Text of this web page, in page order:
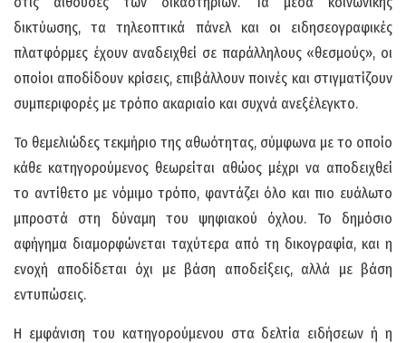
δικτύωσης, τα τηλεοπτικά πάνελ και οι ειδησεογραφικές
πλατφόρμες έχουν αναδειχθεί σε παράλληλους «θεσμούς», οι
οποίοι αποδίδουν κρίσεις, επιβάλλουν ποινές και στιγματίζουν
συμπεριφορές με τρόπο ακαριαίο και συχνά ανεξέλεγκτο.
Το θεμελιώδες τεκμήριο της αθωότητας, σύμφωνα με το οποίο
κάθε κατηγορούμενος θεωρείται αθώος μέχρι να αποδειχθεί
το αντίθετο με νόμιμο τρόπο, φαντάζει όλο και πιο ευάλωτο
μπροστά στη δύναμη του ψηφιακού όχλου. Το δημόσιο
αφήγημα διαμορφώνεται ταχύτερα από τη δικογραφία, και η
ενοχή αποδίδεται όχι με βάση αποδείξεις, αλλά με βάση
εντυπώσεις.
Η εμφάνιση του κατηγορούμενου στα δελτία ειδήσεων ή η